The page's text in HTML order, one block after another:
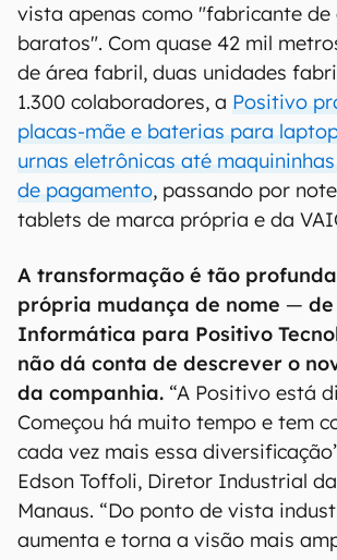
vista apenas como "fabricante de
baratos". Com quase 42 mil
de área fabril, duas unidades
1.300 colaboradores, a Positivo
placas-mãe e baterias para
urnas eletrônicas até
de pagamento, passando por
tablets de marca própria e da
A transformação é tão
própria mudança de nome —
Informática para Positivo
não dá conta de descrever o
da companhia. “A Positivo está
Começou há muito tempo e tem
cada vez mais essa
Edson Toffoli, Diretor Industrial
Manaus. “Do ponto de vista
aumenta e torna a visão mais